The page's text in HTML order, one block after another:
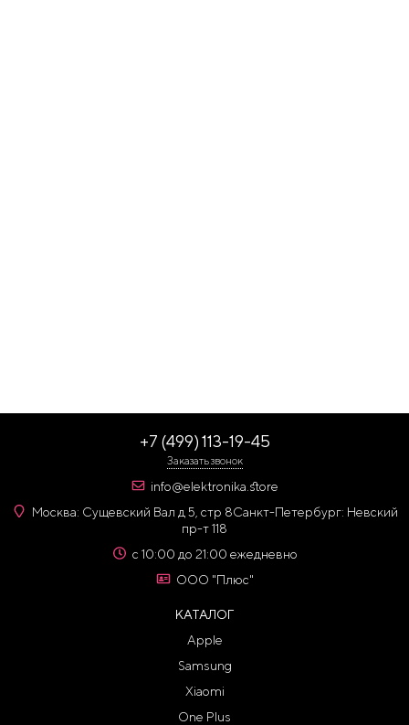
+7 (499) 113-19-45
Заказать звонок
info@elektronika.store
Москва: Сущевский Вал д 5, стр 8Санкт-Петербург: Невский
пр-т 118
с 10:00 до 21:00 ежедневно
ООО "Плюс"
КАТАЛОГ
Apple
Samsung
Xiaomi
One Plus